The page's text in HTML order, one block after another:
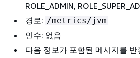
ROLE_ADMIN,
경로: /metrics/jvm
인수: 없음
다음 정보가 포함된 메시지를 반